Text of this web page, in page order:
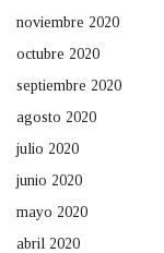
noviembre 2020
octubre 2020
septiembre 2020
agosto 2020
julio 2020
junio 2020
mayo 2020
abril 2020